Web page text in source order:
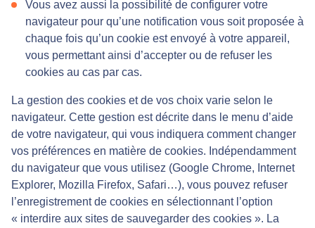
Vous avez aussi la possibilité de configurer votre
navigateur pour qu’une notification vous soit proposée à
chaque fois qu’un cookie est envoyé à votre appareil,
vous permettant ainsi d’accepter ou de refuser les
cookies au cas par cas.
La gestion des cookies et de vos choix varie selon le
navigateur. Cette gestion est décrite dans le menu d’aide
de votre navigateur, qui vous indiquera comment changer
vos préférences en matière de cookies. Indépendamment
du navigateur que vous utilisez (Google Chrome, Internet
Explorer, Mozilla Firefox, Safari…), vous pouvez refuser
l’enregistrement de cookies en sélectionnant l’option
« interdire aux sites de sauvegarder des cookies ». La